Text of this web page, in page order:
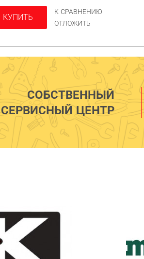
КУПИТЬ
К СРАВНЕНИЮ
ОТЛОЖИТЬ
СОБСТВЕННЫЙ
СЕРВИСНЫЙ ЦЕНТР